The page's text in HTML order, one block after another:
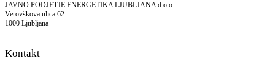
JAVNO PODJETJE ENERGETIKA LJUBLJANA d.o.o.
Verovškova ulica 62
1000 Ljubljana
Kontakt